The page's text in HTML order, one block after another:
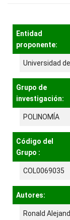
Entidad
proponente:
Universidad
Grupo de
investigación:
POLINOMÍA
Código del
Grupo :
COL0069035
Autores:
Ronald